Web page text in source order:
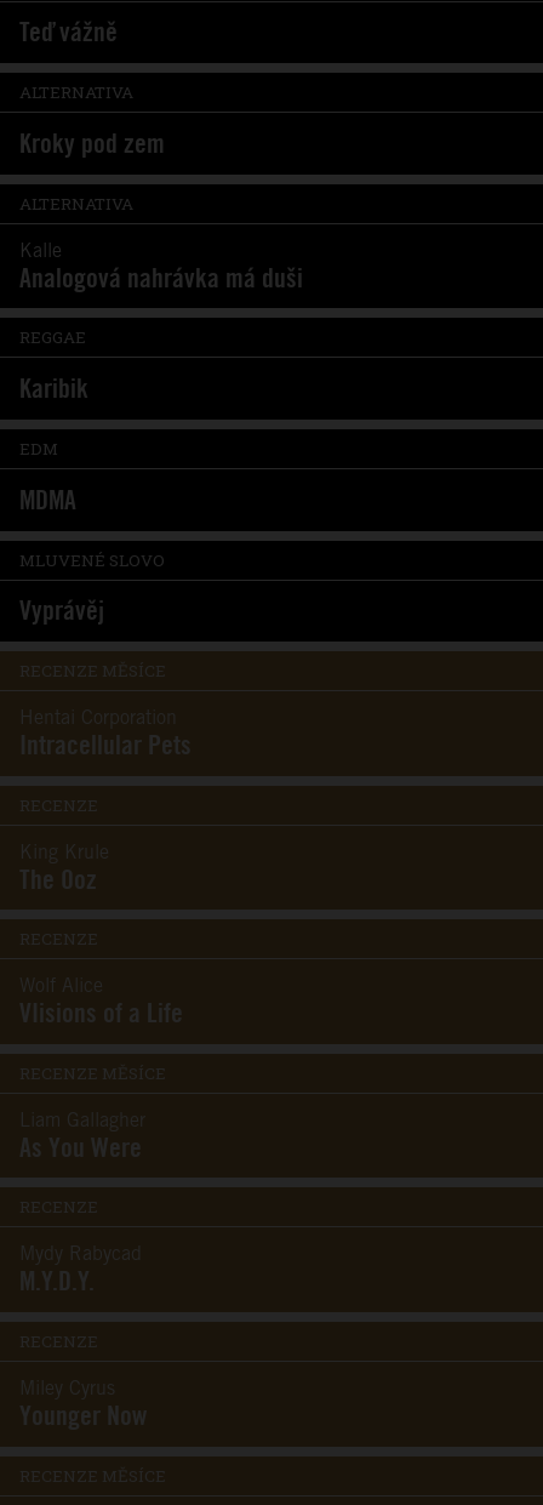
Teď vážně
ALTERNATIVA
Kroky pod zem
ALTERNATIVA
Kalle
Analogová nahrávka má duši
REGGAE
Karibik
EDM
MDMA
MLUVENÉ SLOVO
Vyprávěj
RECENZE MĚSÍCE
Hentai Corporation
Intracellular Pets
RECENZE
King Krule
The Ooz
RECENZE
Wolf Alice
VIisions of a Life
RECENZE MĚSÍCE
Liam Gallagher
As You Were
RECENZE
Mydy Rabycad
M.Y.D.Y.
RECENZE
Miley Cyrus
Younger Now
RECENZE MĚSÍCE